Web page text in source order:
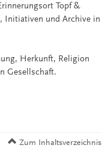
Topf &
Initiativen und Archive in
Herkunft, Religion
Gesellschaft.
Zum Inhaltsverzeichnis